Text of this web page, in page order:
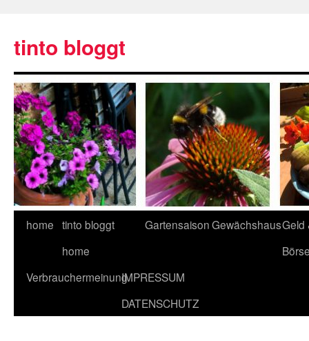
tinto bloggt
home tinto bloggt
home
GartensaisonGewächshausGeld
VerbrauchermeinungIMPRESSUM
DATENSCHUTZ